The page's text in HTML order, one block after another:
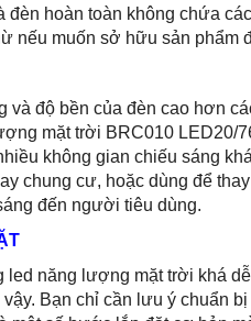
đèn hoàn toàn không chứa
nếu muốn sở hữu sản phẩm
và độ bền của đèn cao hơn
mặt trời BRC010 LED20/
không gian chiếu sáng
chung cư, hoặc dùng để
đến người tiêu dùng.
led năng lượng mặt trời khá
Bạn chỉ cần lưu ý chuẩn